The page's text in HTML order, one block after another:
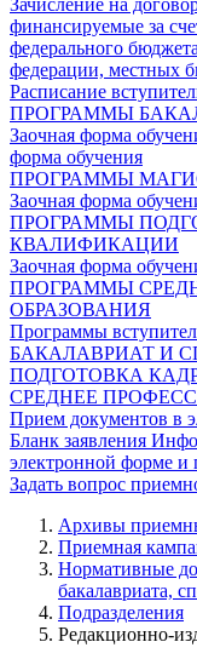
финансируемые за
федерального
федерации, местных
Расписание
ПРОГРАММЫ
Заочная форма
форма обучения
ПРОГРАММЫ
Заочная форма
ПРОГРАММЫ
КВАЛИФИКАЦИИ
Заочная форма
ПРОГРАММЫ
ОБРАЗОВАНИЯ
Программы
БАКАЛАВРИАТ И
ПОДГОТОВКА
СРЕДНЕЕ
Прием документов в
Бланк заявления
электронной форме и
Задать вопрос
Архивы
Приемная
Нормативные
бакалавриата,
Подразделения
Редакционно-